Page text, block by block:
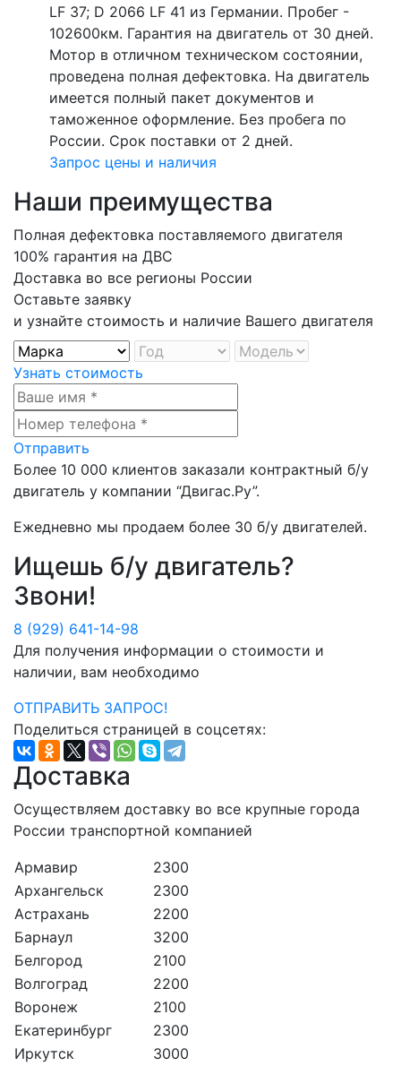
LF 37; D 2066 LF 41 из Германии. Пробег -
102600км. Гарантия на двигатель от 30 дней.
Мотор в отличном техническом состоянии,
проведена полная дефектовка. На двигатель
имеется полный пакет документов и
таможенное оформление. Без пробега по
России. Срок поставки от 2 дней.
Запрос цены и наличия
Наши преимущества
Полная дефектовка поставляемого двигателя
100% гарантия на ДВС
Доставка во все регионы России
Оставьте заявку
и узнайте стоимость и наличие Вашего двигателя
Узнать стоимость
Отправить
Более 10 000 клиентов заказали контрактный б/у
двигатель у компании “Двигас.Ру”.
Ежедневно мы продаем более 30 б/у двигателей.
Ищешь б/у двигатель?
Звони!
8 (929) 641-14-98
Для получения информации о стоимости и
наличии, вам необходимо
ОТПРАВИТЬ ЗАПРОС!
Поделиться страницей в соцсетях:
Доставка
Осуществляем доставку во все крупные города
России транспортной компанией
Армавир
2300
Архангельск
2300
Астрахань
2200
Барнаул
3200
Белгород
2100
Волгоград
2200
Воронеж
2100
Екатеринбург
2300
Иркутск
3000